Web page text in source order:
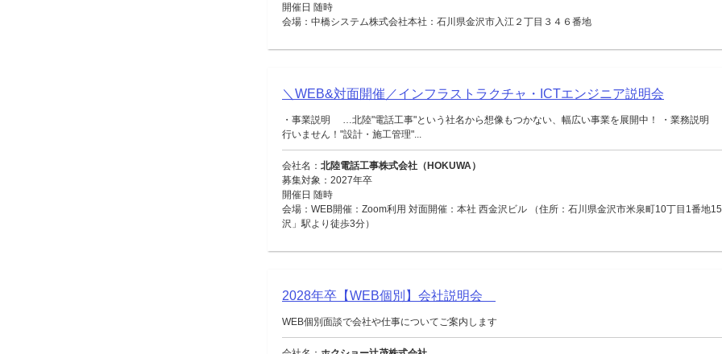
開催日 随時
会場：中橋システム株式会社本社：石川県金沢市入江２丁目３４６番地
＼WEB&対面開催／インフラストラクチャ・ICTエンジニア説明会
・事業説明 …北陸"電話工事"という社名から想像もつかない、幅広い事業を展開中！ ・業務説
行いません！"設計・施工管理"...
会社名： 北陸電話工事株式会社（HOKUWA）
募集対象：2027年卒
開催日 随時
会場：WEB開催：Zoom利用 対面開催：本社 西金沢ビル （住所：石川県金沢市米泉町10丁目1番
沢」駅より徒歩3分）
2028年卒【WEB個別】会社説明会
WEB個別面談で会社や仕事についてご案内します